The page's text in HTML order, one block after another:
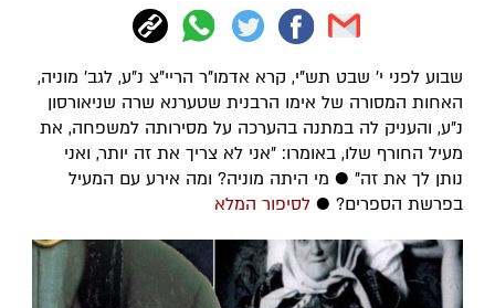
שבוע לפני י' שבט תש"י, קרא אדמו"ר הריי"צ נ"ע, לגב' מוניה,
האחות המסורה של אימו הרבנית שטערנא שרה שניאורסון
נ"ע, והעניק לה במתנה בהערכה על מסירותה למשפחה, את
מעיל החורף שלו, באומרו: "אני לא צריך את זה יותר, ואני
נותן לך את זה" ● מי היתה מוניה? ומה אירע עם המעיל
בפרשת הספרים? ● לסיפור המלא